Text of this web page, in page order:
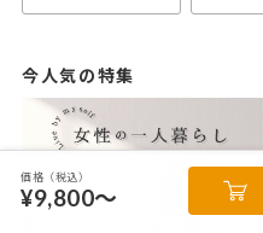
今人気の特集
価格（税込）
¥9,800～